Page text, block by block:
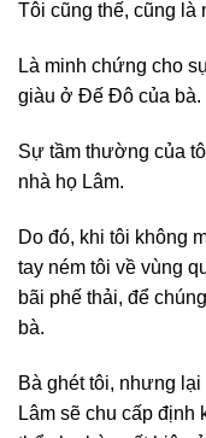
Tôi cũng thế, cũng là
Là minh chứng cho
giàu ở Đế Đô của bà.
Sự tầm thường của
nhà họ Lâm.
Do đó, khi tôi không
tay ném tôi về vùng
bãi phế thải, để
bà.
Bà ghét tôi, nhưng
Lâm sẽ chu cấp định